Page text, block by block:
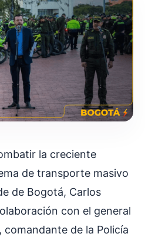
la creciente
de transporte masivo
de Bogotá, Carlos
con el general
comandante de la Policía